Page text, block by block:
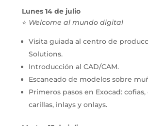
Lunes 14 de julio
⭐ Welcome al mundo digital
Visita guiada al centro de
Solutions.
Introducción al CAD/CAM.
Escaneado de modelos sobre
Primeros pasos en Exocad: cofias,
carillas, inlays y onlays.